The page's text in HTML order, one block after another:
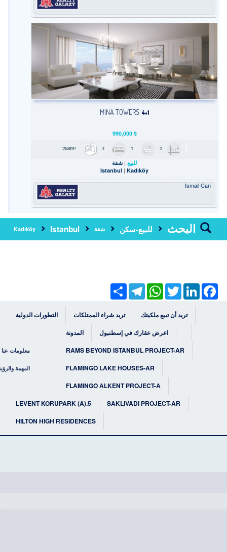
MINA TOWERS 4+1
$
990,000
258m²
4 1 2
للبيع
شقة
Istanbul Kadıköy
İsmail Can
البحث للبيع-سكن شقة Istanbul
Kadıköy
التطورات الدولية تريد شراء الممتلكات تريد أن تبيع ملكيتك
معلومات عنا
المهمة
المدونة
اعرض عقارك في إسطنبول
RAMS BEYOND ISTANBUL PROJECT-AR
FLAMINGO LAKE HOUSES-AR
FLAMINGO ALKENT PROJECT-A
5.LEVENT KORUPARK (A)
SAKLIVADI PROJECT-AR
HILTON HIGH RESIDENCES
Facebook
LinkedIn
Twitter
WhatsApp
Telegram
Share